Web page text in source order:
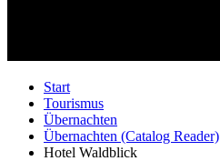
Start
Tourismus
Übernachten
Übernachten (Catalog Reader)
Hotel Waldblick